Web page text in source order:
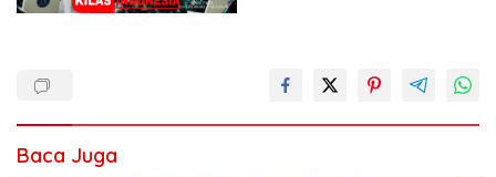
Baca Juga